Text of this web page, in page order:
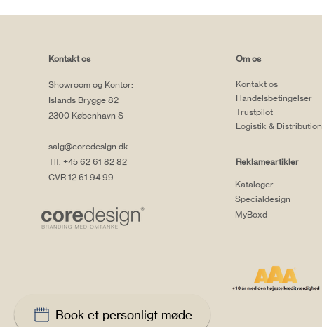
Book et personligt møde
Kontakt os
Showroom og Kontor:
Islands Brygge 82
2300 København S
salg@coredesign.dk
Tlf. +45 62 61 82 82
CVR 12 61 94 99
Om os
Kontakt os
Handelsbetingelser
Trustpilot
Logistik & Distribution
Reklameartikler
Kataloger
Specialdesign
MyBoxd